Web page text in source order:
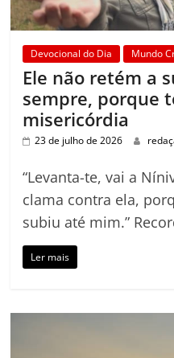
Devocional do Dia Mundo
Ele não retém a
sempre, porque
misericórdia
23 de julho de 2026
“Levanta-te, vai a
clama contra ela,
subiu até mim.”
Ler mais